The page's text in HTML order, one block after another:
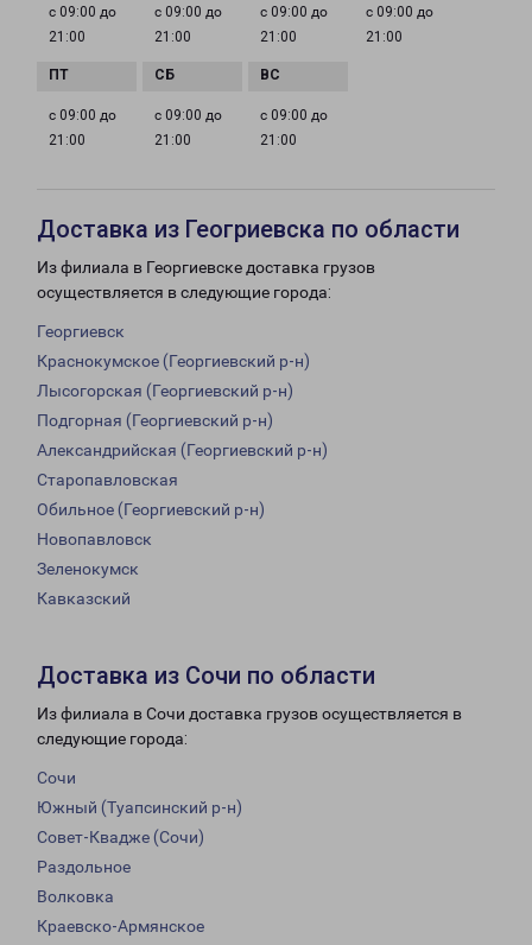
с 09:00 до
21:00
с 09:00 до
21:00
с 09:00 до
21:00
с 09:00 до
21:00
с 09:00 до
21:00
с 09:00 до
21:00
с 09:00 до
21:00
Доставка из Геогриевска по области
Из филиала в Георгиевске доставка грузов
осуществляется в следующие города:
Георгиевск
Краснокумское (Георгиевский р-н)
Лысогорская (Георгиевский р-н)
Подгорная (Георгиевский р-н)
Александрийская (Георгиевский р-н)
Старопавловская
Обильное (Георгиевский р-н)
Новопавловск
Зеленокумск
Кавказский
Доставка из Сочи по области
Из филиала в Сочи доставка грузов осуществляется в
следующие города:
Сочи
Южный (Туапсинский р-н)
Совет-Квадже (Сочи)
Раздольное
Волковка
Краевско-Армянское